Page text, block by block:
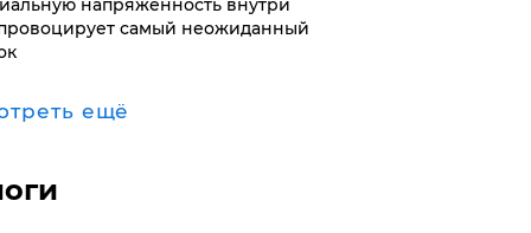
напряженность внутри
самый неожиданный
ещё